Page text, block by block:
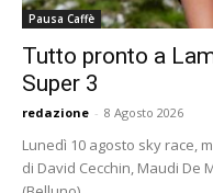
Pausa Caffè
Tutto pronto a
Super 3
redazione - 8 Agosto 2026
Lunedì 10 agosto sky race,
di David Cecchin, Maudi De